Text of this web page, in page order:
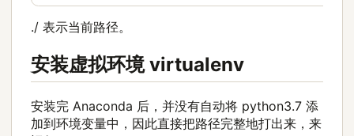
./ 表示当前路径。
安装虚拟环境 virtualenv
安装完 Anaconda 后，并没有自动将 python3.7 添
加到环境变量中，因此直接把路径完整地打出来，来